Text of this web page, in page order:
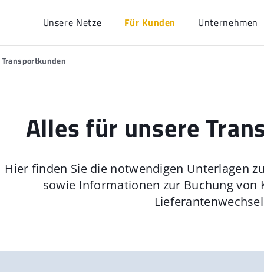
Unsere Netze Für Kunden Unternehmen
Transportkunden
Alles für unsere
Hier finden Sie die notwendigen Unterlagen
sowie Informationen zur Buchung von